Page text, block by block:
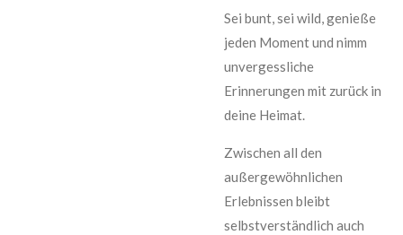
Sei bunt, sei wild, genieße
jeden Moment und nimm
unvergessliche
Erinnerungen mit zurück in
deine Heimat.
Zwischen all den
außergewöhnlichen
Erlebnissen bleibt
selbstverständlich auch